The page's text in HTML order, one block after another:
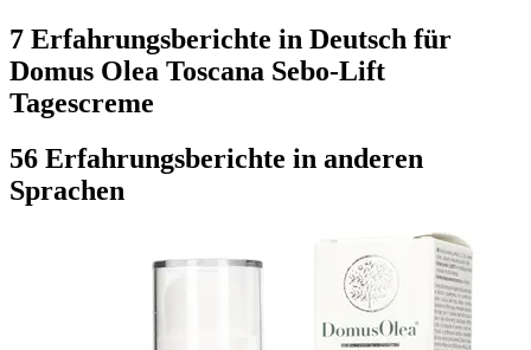
7 Erfahrungsberichte in Deutsch für
Domus Olea Toscana Sebo-Lift
Tagescreme
56 Erfahrungsberichte in anderen
Sprachen